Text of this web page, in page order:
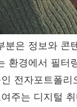
은 정보와 콘
환경에서 필터
전자포트폴
주는 디지털